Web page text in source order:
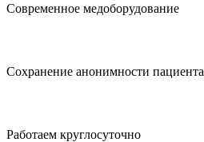
Современное медоборудование
Сохранение анонимности пациента
Работаем круглосуточно